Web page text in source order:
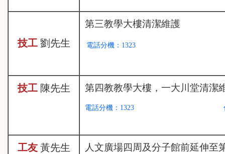
技工劉 先生
第三教學大樓清潔維護
電話分機：1323
技工陳先生 第四教教學大樓，一大川堂清潔
電話分機：1323
工友 黃先生 人文廣場四周及分子館前延伸至